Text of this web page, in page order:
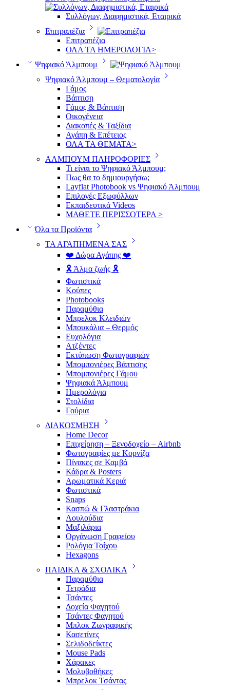
Συλλόγων, Διαφημιστικά, Εταιρικά
Επιτραπέζια
Επιτραπέζια
ΟΛΑ ΤΑ ΗΜΕΡΟΛΟΓΙΑ>
Ψηφιακό Άλμπουμ
Ψηφιακό Άλμπουμ – Θεματολογία
Γάμος
Βάπτιση
Γάμος & Βάπτιση
Οικογένεια
Διακοπές & Ταξίδια
Αγάπη & Επέτειος
ΟΛΑ ΤΑ ΘΕΜΑΤΑ>
ΑΛΜΠΟΥΜ ΠΛΗΡΟΦΟΡΙΕΣ
Τι είναι το Ψηφιακό Άλμπουμ;
Πως θα το δημιουργήσω;
Layflat Photobook vs Ψηφιακό Άλμπουμ
Επιλογές Εξωφύλλων
Εκπαιδευτικά Videos
ΜΑΘΕΤΕ ΠΕΡΙΣΣΟΤΕΡΑ >
Όλα τα Προϊόντα
ΤΑ ΑΓΑΠΗΜΕΝΑ ΣΑΣ
❤️ Δώρα Αγάπης ❤️
🎗️ Άλμα ζωής 🎗️
Φωτιστικά
Κούπες
Photobooks
Παραμύθια
Μπρελοκ Κλειδιών
Μπουκάλια – Θερμός
Ευχολόγια
Ατζέντες
Εκτύπωση Φωτογραφιών
Μπομπονιέρες Βάπτισης
Μπομπονιέρες Γάμου
Ψηφιακά Άλμπουμ
Ημερολόγια
Στολίδια
Γούρια
ΔΙΑΚΟΣΜΗΣΗ
Home Decor
Επιχείρηση – Ξενοδοχείο – Airbnb
Φωτογραφίες με Κορνίζα
Πίνακες σε Καμβά
Κάδρα & Posters
Αρωματικά Κεριά
Φωτιστικά
Snaps
Κασπώ & Γλαστράκια
Λουλούδια
Μαξιλάρια
Οργάνωση Γραφείου
Ρολόγια Τοίχου
Hexagons
ΠΑΙΔΙΚΑ & ΣΧΟΛΙΚΑ
Παραμύθια
Τετράδια
Τσάντες
Δοχεία Φαγητού
Τσάντες Φαγητού
Μπλοκ Ζωγραφικής
Κασετίνες
Σελιδοδείκτες
Mouse Pads
Χάρακες
Μολυβοθήκες
Μπρελοκ Τσάντας